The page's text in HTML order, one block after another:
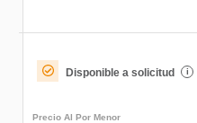
Disponible a solicitud i
Precio Al Por Menor